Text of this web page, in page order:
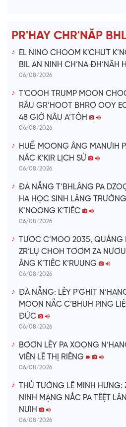
e
o
PR'HAY CHR'NĂP
EL NINO CHOOM K’CHƯT
BIL AN NINH CH’NA ĐH’NĂH
06/08/2026
T’COOH TRUMP MOON
RÂU GR’HOOT BHRỢ OOY
48 GIỜ NÂU A’TÔH
06/08/2026
HUẾ: MOONG ÂNG MANƯIH
NĂC K’KIR LỊCH SỬ
06/08/2026
ĐÀ NẴNG T’BHLÂNG PA
HA HỌC SINH LÂNG
K’NOONG K’TIÊC
06/08/2026
TƯƠC C’MOO 2035, QUẢNG
ZR’LỤ CHOH TƠƠM ZA
ÂNG K’TIÊC K’RUUNG
06/08/2026
ĐÀ NẴNG: LÊY P'GHIT
MOON NẮC C’BHUH PING
ĐỨC
06/08/2026
BƠƠN LÊY PA XOỌNG
VIÊN LÊ THỊ RIÊNG
06/08/2026
THỦ TƯỚNG LÊ MINH HƯNG:
NINH MẠNG NẮC PA TÊỆT
NƯIH
06/08/2026